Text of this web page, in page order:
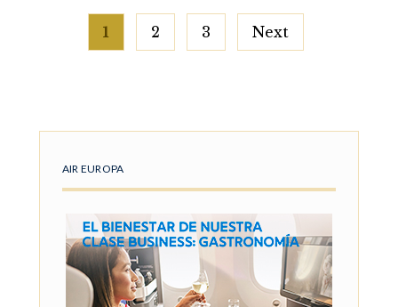
Posts
pagination
1 2 3 Next
AIR EUROPA